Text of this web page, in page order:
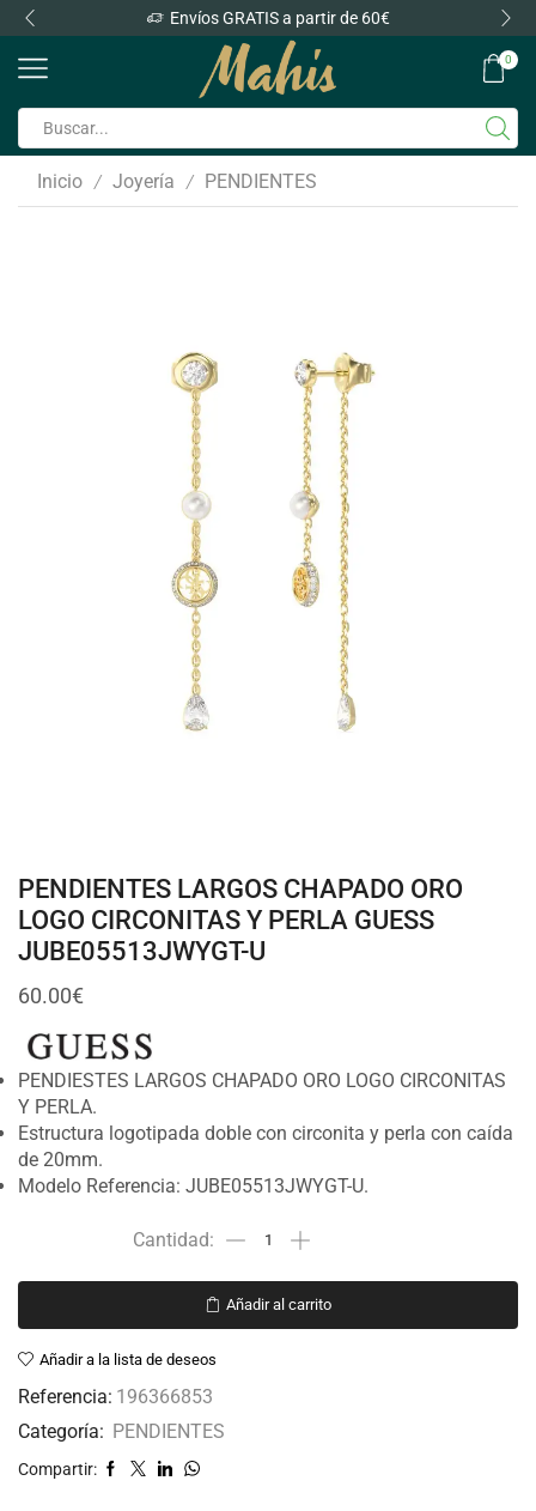
Envíos GRATIS a partir de 60€
0
Inicio / Joyería / PENDIENTES
PENDIENTES LARGOS CHAPADO ORO
LOGO CIRCONITAS Y PERLA GUESS
JUBE05513JWYGT-U
60.00€
PENDIESTES LARGOS CHAPADO ORO LOGO CIRCONITAS
Y PERLA.
Estructura logotipada doble con circonita y perla con caída
de 20mm.
Modelo Referencia: JUBE05513JWYGT-U.
Añadir al carrito
Añadir a la lista de deseos
Referencia: 196366853
Categoría: PENDIENTES
Compartir: